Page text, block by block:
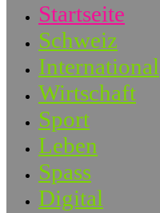
Startseite
Schweiz
International
Wirtschaft
Sport
Leben
Spass
Digital